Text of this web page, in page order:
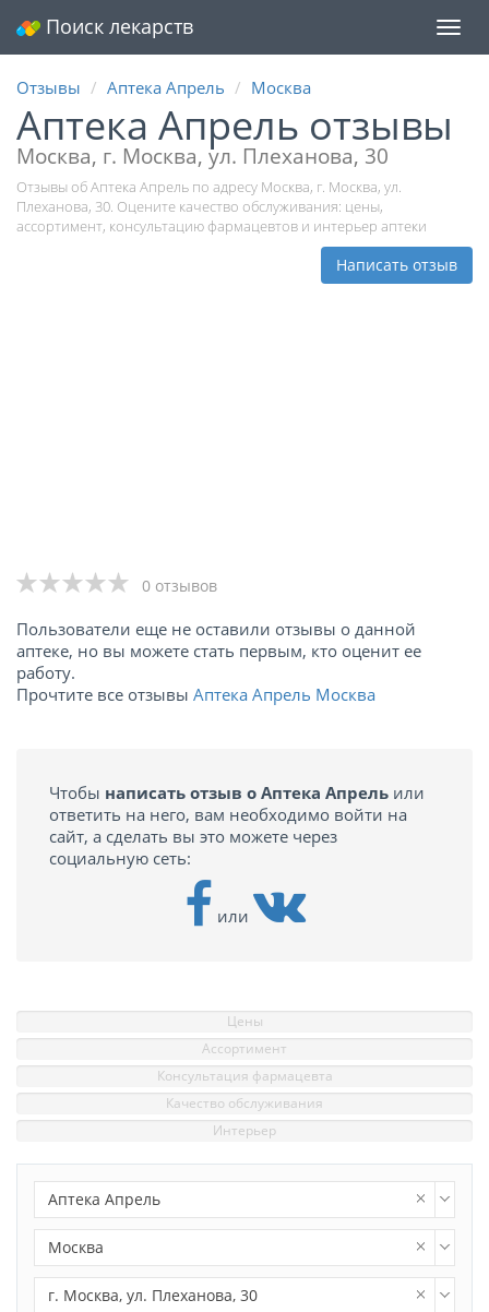
Поиск лекарств
Отзывы Аптека Апрель Москва
Аптека Апрель отзывы
Москва, г. Москва, ул. Плеханова, 30
Отзывы об Аптека Апрель по адресу Москва, г. Москва, ул.
Плеханова, 30. Оцените качество обслуживания: цены,
ассортимент, консультацию фармацевтов и интерьер аптеки
Написать отзыв
0 отзывов
Пользователи еще не оставили отзывы о данной
аптеке, но вы можете стать первым, кто оценит ее
работу.
Прочтите все отзывы Аптека Апрель Москва
Чтобы написать отзыв о Аптека Апрель или
ответить на него, вам необходимо войти на
сайт, а сделать вы это можете через
социальную сеть:
или
Цены
Ассортимент
Консультация фармацевта
Качество обслуживания
Интерьер
Аптека Апрель
Москва
г. Москва, ул. Плеханова, 30